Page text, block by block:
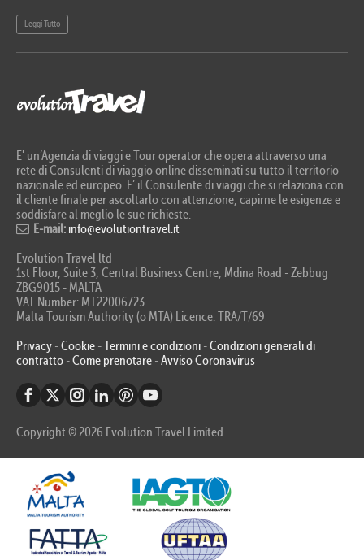
Leggi Tutto
E' un’Agenzia di viaggi e Tour operator che opera attraverso una
rete di Consulenti di viaggio online disseminati su tutto il territorio
nazionale ed europeo. E’ il Consulente di viaggi che si relaziona con
il cliente finale per ascoltarlo con attenzione, capirne le esigenze e
soddisfare al meglio le sue richieste.
E-mail: info@evolutiontravel.it
Evolution Travel ltd
1st Floor, Suite 3, Central Business Centre, Mdina Road - Zebbug
ZBG9015 - MALTA
VAT Number: MT22006723
Malta Tourism Authority (o MTA) Licence: TRA/T/69
Privacy -Cookie - Termini e condizioni -Condizioni generali di
contratto -Come prenotare -Avviso Coronavirus
Copyright © 2026 Evolution Travel Limited